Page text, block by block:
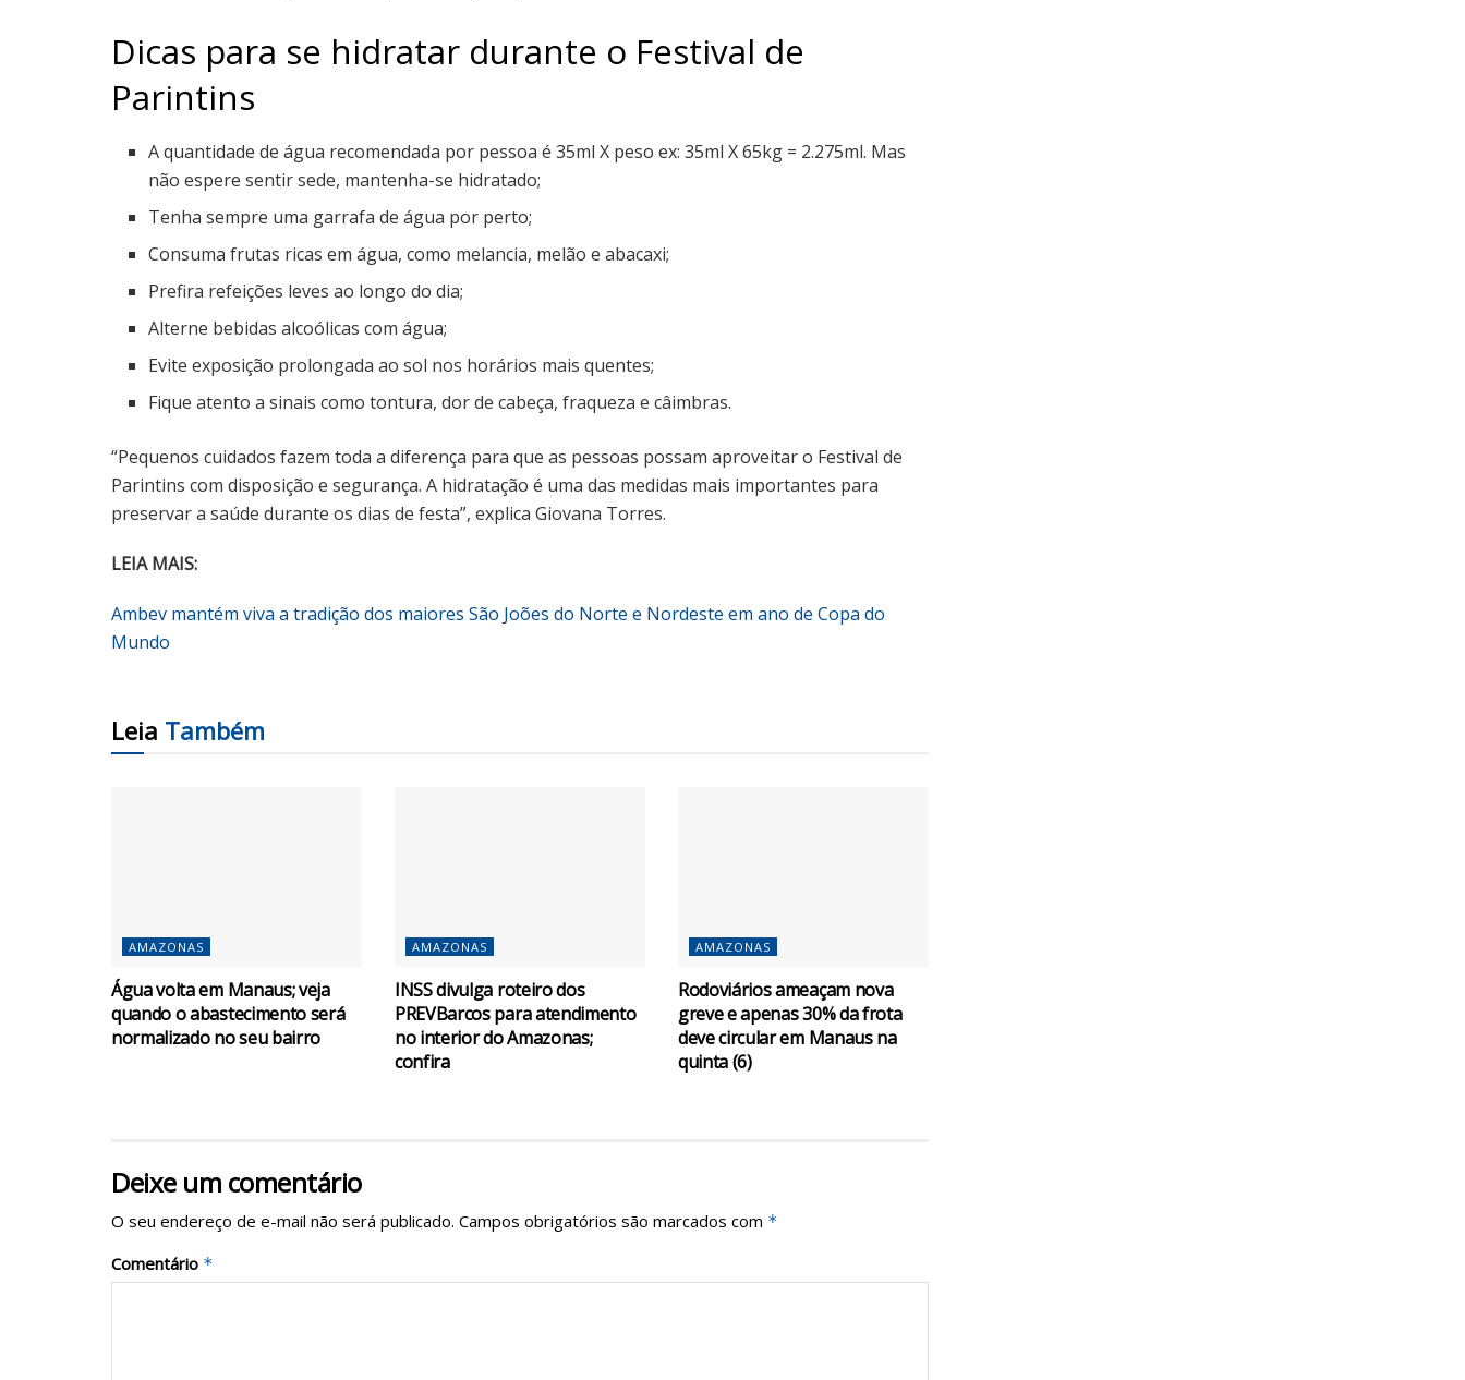
Dicas para se hidratar durante o Festival de
Parintins
A quantidade de água recomendada por pessoa é 35ml X peso ex: 35ml X 65kg = 2.275ml. Mas
não espere sentir sede, mantenha-se hidratado;
Tenha sempre uma garrafa de água por perto;
Consuma frutas ricas em água, como melancia, melão e abacaxi;
Prefira refeições leves ao longo do dia;
Alterne bebidas alcoólicas com água;
Evite exposição prolongada ao sol nos horários mais quentes;
Fique atento a sinais como tontura, dor de cabeça, fraqueza e câimbras.
“Pequenos cuidados fazem toda a diferença para que as pessoas possam aproveitar o Festival de
Parintins com disposição e segurança. A hidratação é uma das medidas mais importantes para
preservar a saúde durante os dias de festa”, explica Giovana Torres.
LEIA MAIS:
Ambev mantém viva a tradição dos maiores São Joões do Norte e Nordeste em ano de Copa do
Mundo
Leia Também
AMAZONAS
Água volta em Manaus; veja
quando o abastecimento será
normalizado no seu bairro
AMAZONAS
INSS divulga roteiro dos
PREVBarcos para atendimento
no interior do Amazonas;
confira
AMAZONAS
Rodoviários ameaçam nova
greve e apenas 30% da frota
deve circular em Manaus na
quinta (6)
Deixe um comentário
O seu endereço de e-mail não será publicado. Campos obrigatórios são marcados com *
Comentário *